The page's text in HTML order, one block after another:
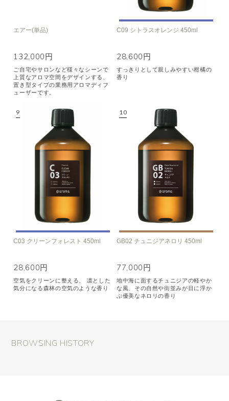
エアー(単品)
132,000円
ご自宅やサロンなど様々なシーンで
上質なアロマ空間をデザインする、
置き型タイプの業務用アロマディフ
ューザーです。
C09 シトラスオレンジ 450ml
28,600円
すっきりとして親しみやすい柑橘の
香り
C03 クリーンフォレスト 450ml
28,600円
空気をクリーンに整える、 凛とした
気分になる森林の空気のような香り
GB02 チュニジアネロリ 450ml
77,000円
地中海に面するチュニジアの軽やか
な風、その自然や街並みが目に浮か
ぶ優美なネロリの香り
BROWSING HISTORY